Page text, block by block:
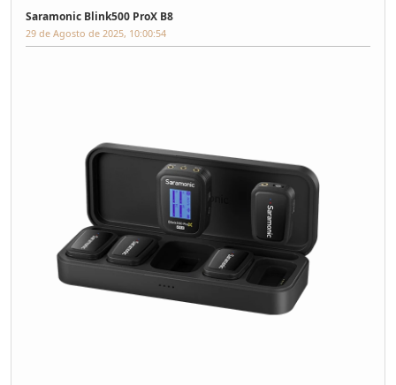
Saramonic Blink500 ProX B8
29 de Agosto de 2025, 10:00:54